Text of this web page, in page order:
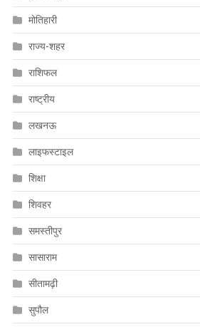
मोतिहारी
राज्य-शहर
राशिफल
राष्ट्रीय
लखनऊ
लाइफस्टाइल
शिक्षा
शिवहर
समस्तीपुर
सासाराम
सीतामढ़ी
सुपौल